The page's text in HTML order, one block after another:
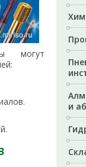
могут
и